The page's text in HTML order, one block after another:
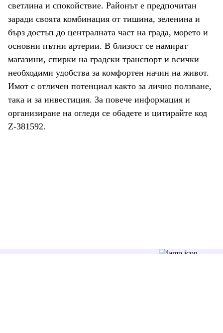
светлина и спокойствие. Районът е предпочитан
заради своята комбинация от тишина, зеленина и
бърз достъп до централната част на града, морето и
основни пътни артерии. В близост се намират
магазини, спирки на градски транспорт и всички
необходими удобства за комфортен начин на живот.
Имот с отличен потенциал както за лично ползване,
така и за инвестиция. За повече информация и
организиране на огледи се обадете и цитирайте код
Z-381592.